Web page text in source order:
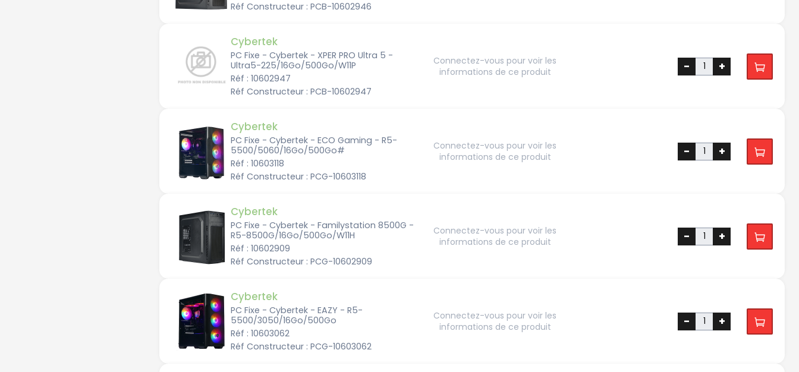
Réf Constructeur : PCB-10602946
Cybertek
PC Fixe - Cybertek - XPER PRO Ultra 5 -
Ultra5-225/16Go/500Go/W11P
Réf : 10602947
Réf Constructeur : PCB-10602947
Connectez-vous pour voir les
informations de ce produit
- +
Cybertek
PC Fixe - Cybertek - ECO Gaming - R5-
5500/5060/16Go/500Go#
Réf : 10603118
Réf Constructeur : PCG-10603118
Connectez-vous pour voir les
informations de ce produit
- +
Cybertek
PC Fixe - Cybertek - Familystation 8500G -
R5-8500G/16Go/500Go/W11H
Réf : 10602909
Réf Constructeur : PCG-10602909
Connectez-vous pour voir les
informations de ce produit
- +
Cybertek
PC Fixe - Cybertek - EAZY - R5-
5500/3050/16Go/500Go
Réf : 10603062
Réf Constructeur : PCG-10603062
Connectez-vous pour voir les
informations de ce produit
- +